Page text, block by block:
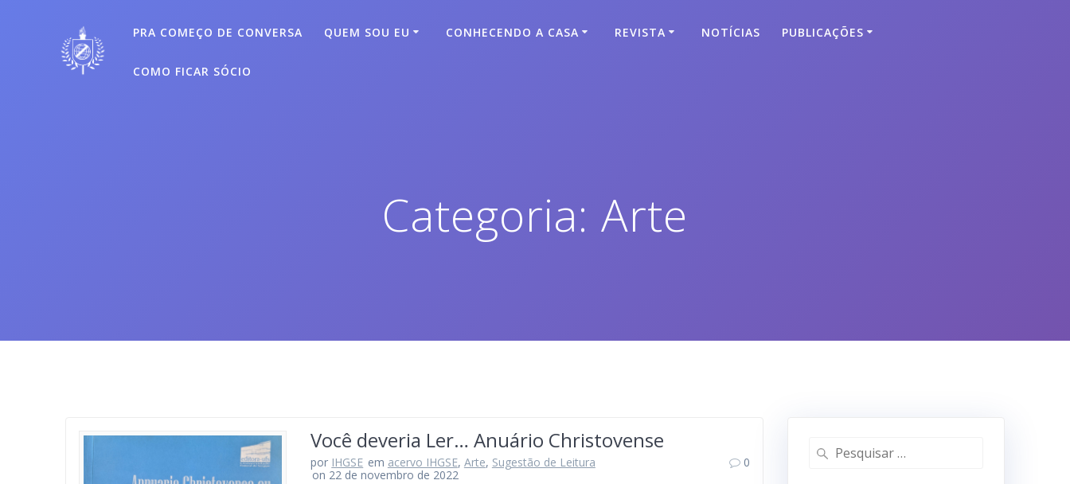
PRA COMEÇO DE CONVERSA QUEM SOU EU CONHECENDO A CASA REVISTA NOTÍCIAS PUBLICAÇÕES
COMO FICAR SÓCIO
Categoria:Arte
Você deveria Ler… Anuário Christovense
por IHGSE em acervo IHGSE, Arte, Sugestão de Leitura
on 22 de novembro de 2022
0
Pesquisar